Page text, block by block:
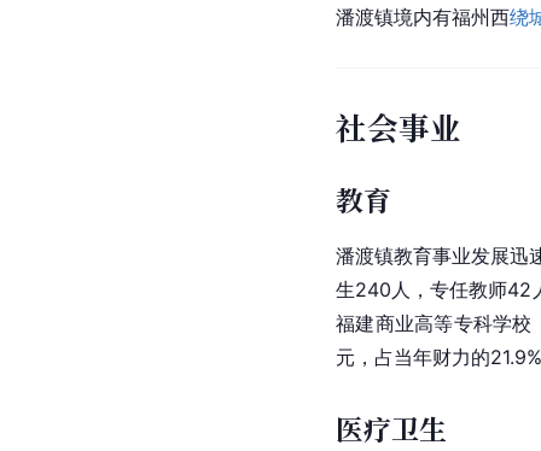
潘渡镇境内有福州西绕
社会事业
教育
潘渡镇教育事业发展迅
生240人，专任教师42
福建商业高等专科学
元，占当年财力的
医疗卫生